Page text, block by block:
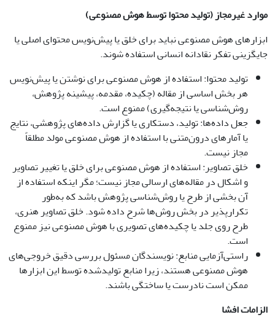
موارد غیرمجاز (تولید محتوا توسط هوش مصنوعی)
ابزارهای هوش مصنوعی نباید برای خلق یا پیش‌نویس محتوای اصلی یا
جایگزینی تفکر نقادانه انسانی استفاده شوند.
تولید محتوا: استفاده از هوش مصنوعی برای نوشتن یا پیش‌نویس
هر بخش اساسی از مقاله (چکیده، مقدمه، پیشینه پژوهش،
روش‌شناسی یا نتیجه‌گیری) ممنوع است.
جعل داده‌ها: تولید، دستکاری یا گزارش داده‌های پژوهشی، نتایج
یا آمارهای درون‌متنی با استفاده از هوش مصنوعی مولد مطلقاً
مجاز نیست.
خلق تصاویر: استفاده از هوش مصنوعی برای خلق یا تغییر تصاویر
و اشکال در مقاله‌های ارسالی مجاز نیست؛ مگر اینکه استفاده از
آن بخشی از طرح یا روش‌شناسی پژوهش باشد که به‌طور
تکرارپذیر در بخش روش‌ها شرح داده شود. خلق تصاویر هنری،
طرح روی جلد یا چکیده‌های تصویری با هوش مصنوعی نیز ممنوع
است.
راستی‌آزمایی منابع: نویسندگان مسئول بررسی دقیق خروجی‌های
هوش مصنوعی هستند، زیرا منابع تولیدشده توسط این ابزارها
ممکن است نادرست یا ساختگی باشند.
الزامات افشا